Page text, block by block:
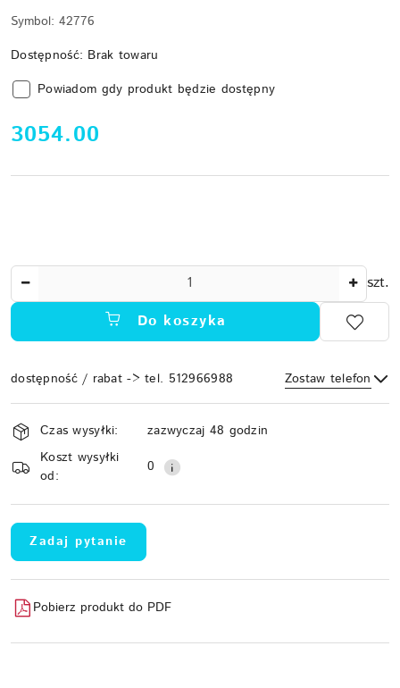
Symbol: 42776
Dostępność: Brak towaru
Powiadom gdy produkt będzie dostępny
cena:
3054.00
szt.
Do koszyka
dostępność / rabat -> tel. 512966988 Zostaw telefon
Wyślij
Dostępność
i
dostawa
Czas wysyłki:
zazwyczaj 48 godzin
Koszt wysyłki
od:
0
Zadaj pytanie
Pobierz produkt do PDF